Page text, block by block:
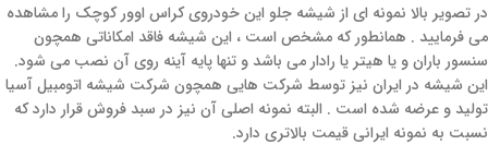
در تصویر بالا نمونه ای از شیشه جلو این خودروی کراس اوور کوچک را مشاهده
می فرمایید . همانطور که مشخص است ، این شیشه فاقد امکاناتی همچون
سنسور باران و یا هیتر یا رادار می باشد و تنها پایه آینه روی آن نصب می شود.
این شیشه در ایران نیز توسط شرکت هایی همچون شرکت شیشه اتومبیل آسیا
تولید و عرضه شده است . البته نمونه اصلی آن نیز در سبد فروش قرار دارد که
نسبت به نمونه ایرانی قیمت بالاتری دارد.